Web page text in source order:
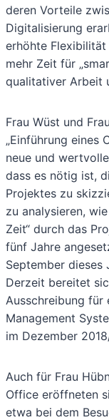
deren Vorteile
Digitalisierung
erhöhte Flexibilität
mehr Zeit für
qualitativer Arbeit
Frau Wüst und
„Einführung eines
neue und
dass es nötig ist,
Projektes zu
zu analysieren,
Zeit“ durch das
fünf Jahre
September dieses
Derzeit bereitet
Ausschreibung für
Management
im Dezember
Auch für Frau
Office eröffneten
etwa bei dem